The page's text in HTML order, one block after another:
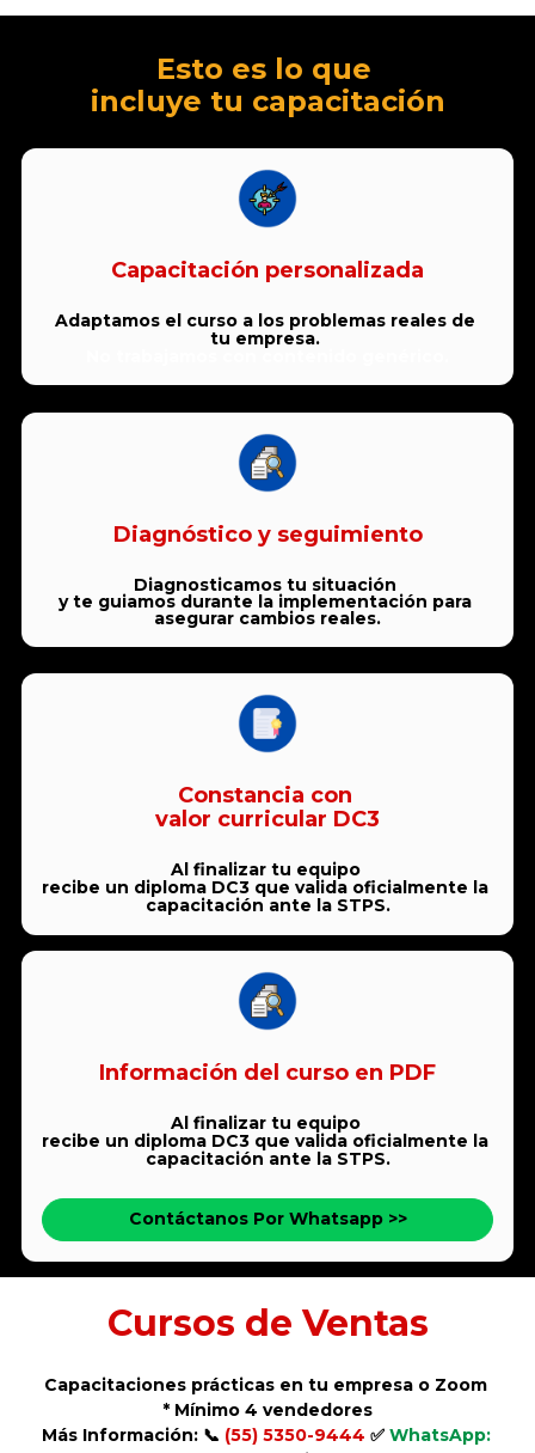
Esto es lo que
incluye tu capacitación
Capacitación personalizada
Adaptamos el curso a los problemas reales de
tu empresa.
Diagnóstico y seguimiento
Diagnosticamos tu situación
y te guiamos durante la implementación para
asegurar cambios reales.
Constancia con
valor curricular DC3
Al finalizar tu equipo
recibe un diploma DC3 que valida oficialmente la
capacitación ante la STPS.
Información del curso en PDF
Al finalizar tu equipo
recibe un diploma DC3 que valida oficialmente la
capacitación ante la STPS.
Contáctanos Por Whatsapp >>
Cursos de Ventas
Capacitaciones prácticas en tu empresa o Zoom
* Mínimo 4 vendedores
Más Información: 📞 (55) 5350-9444 ✅ WhatsApp: